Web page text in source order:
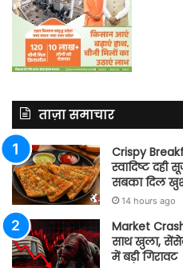
ताज़ा समाचार
Crispy
स्वादिष्ट दही
सबका दिल
14 hours ago
Market
साथ खुला,
में बड़ी गिरावट